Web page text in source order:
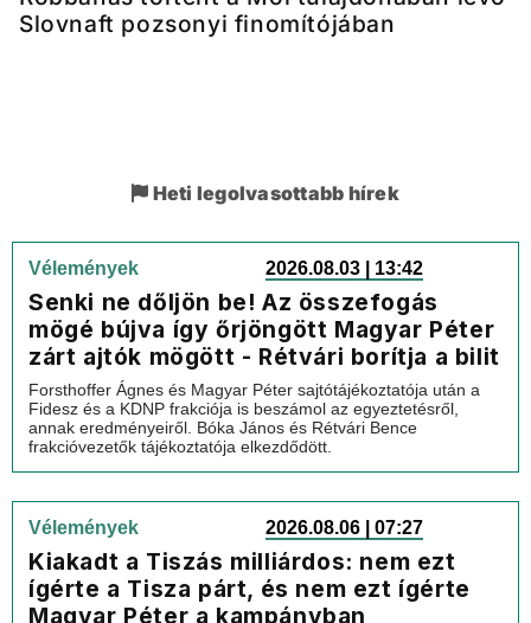
Slovnaft pozsonyi finomítójában
Heti legolvasottabb hírek
Vélemények 2026.08.03 | 13:42
Senki ne dőljön be! Az összefogás
mögé bújva így őrjöngött Magyar Péter
zárt ajtók mögött - Rétvári borítja a bilit
Forsthoffer Ágnes és Magyar Péter sajtótájékoztatója után a
Fidesz és a KDNP frakciója is beszámol az egyeztetésről,
annak eredményeiről. Bóka János és Rétvári Bence
frakcióvezetők tájékoztatója elkezdődött.
Vélemények 2026.08.06 | 07:27
Kiakadt a Tiszás milliárdos: nem ezt
ígérte a Tisza párt, és nem ezt ígérte
Magyar Péter a kampányban